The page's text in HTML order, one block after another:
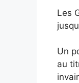
Les
Un
au